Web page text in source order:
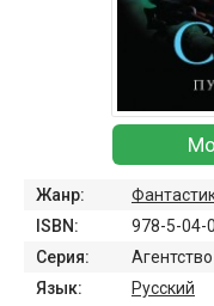
Жанр:
ISBN:
978-5-04-
Серия:
Язык:
Русский